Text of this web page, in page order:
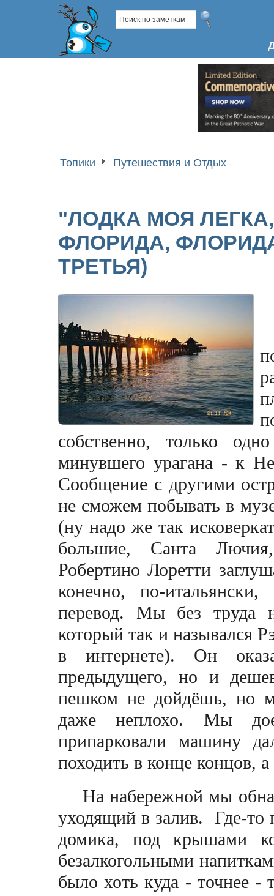
Топики Путешествия и Отдых
"ЛОДКА МОЯ
ФЛОРИДА,
ТРЕТЬЯ)
собственно, только
минувшего урагана - к
Сообщение с другими
не сможем побывать в
(ну надо же так
большие, Санта Лючия,
Робертино Лоретти
конечно, по-
перевод. Мы без труда
который так и назывался
в интернете). Он
предыдущего, но и
пешком не дойдёшь, но
даже неплохо. Мы
припарковали машину
походить в конце
На набережной мы
уходящий в залив. Где-то
домика, под крышами
безалкогольными
было хоть куда - точнее -